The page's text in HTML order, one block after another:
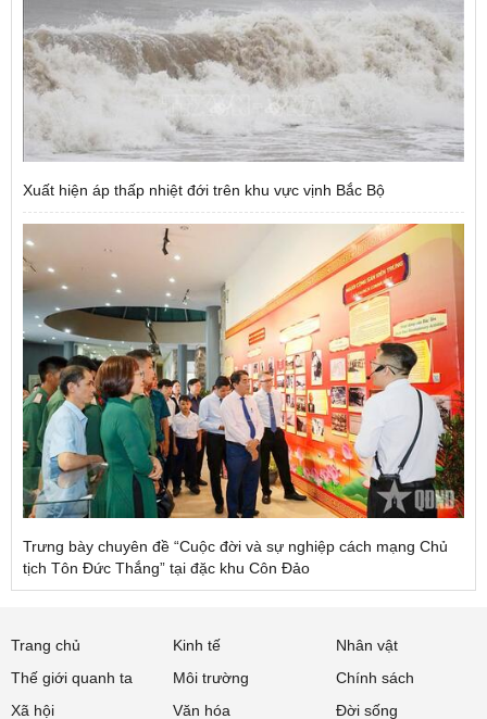
Xuất hiện áp thấp nhiệt đới trên khu vực vịnh Bắc Bộ
Trưng bày chuyên đề “Cuộc đời và sự nghiệp cách mạng Chủ
tịch Tôn Đức Thắng” tại đặc khu Côn Đảo
Trang chủ Kinh tế
Nhân vật
Thế giới quanh ta
Môi trường
Chính sách
Xã hội
Văn hóa
Đời sống